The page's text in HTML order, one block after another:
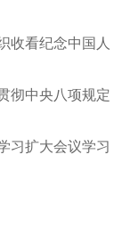
收看纪念中国人
彻中央八项规定
习扩大会议学习